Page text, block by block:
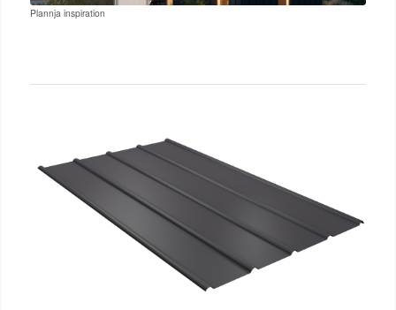
Plannja inspiration